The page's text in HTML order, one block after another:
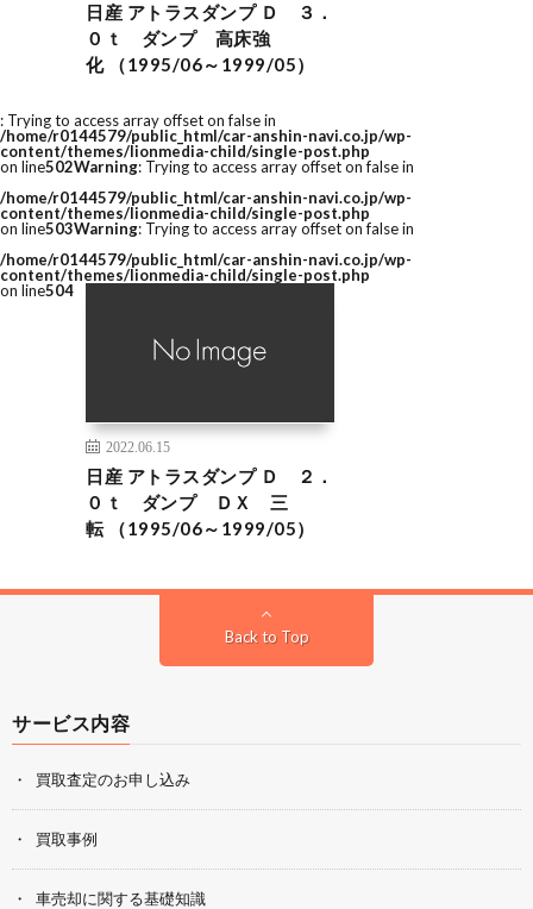
日産 アトラスダンプ Ｄ ３．
０ｔ ダンプ 高床強
化 （1995/06～1999/05）
: Trying to access array offset on false in
/home/r0144579/public_html/car-anshin-navi.co.jp/wp-
content/themes/lionmedia-child/single-post.php
on line502Warning: Trying to access array offset on false in
/home/r0144579/public_html/car-anshin-navi.co.jp/wp-
content/themes/lionmedia-child/single-post.php
on line503Warning: Trying to access array offset on false in
/home/r0144579/public_html/car-anshin-navi.co.jp/wp-
content/themes/lionmedia-child/single-post.php
on line504
2022.06.15
日産 アトラスダンプ Ｄ ２．
０ｔ ダンプ ＤＸ 三
転 （1995/06～1999/05）
Back to Top
サービス内容
買取査定のお申し込み
買取事例
車売却に関する基礎知識